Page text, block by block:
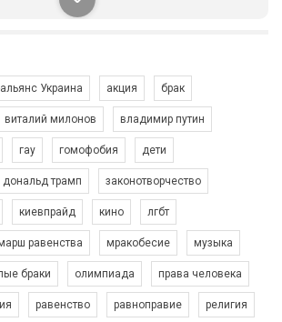
до нас. Регіональні підрозділи
України.
гучніше!
Зупинимо насильство проти ЛГБТ в Україні! Stop violence against LGBT in Ukraine!
промо-ролік на конкурс PACT, який
"Гей-альянс Україна" з протидії
Украина акция брак
виталий милонов владимир путин
гау гомофобия дети
дональд трамп законотворчество
киевпрайд кино лгбт
равенства мракобесие музыка
браки олимпиада права человека
равенство равноправие религия